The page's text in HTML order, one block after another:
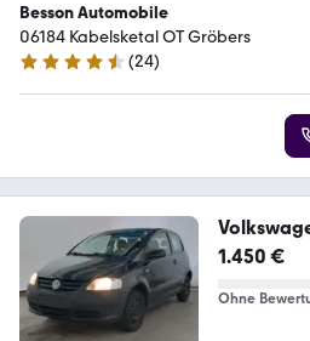
Besson Automobile
06184 Kabelsketal OT Gröbers
4.3 Sterne
(24)
1.450 €
Ohne